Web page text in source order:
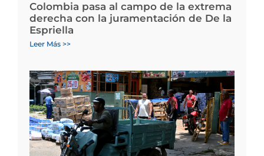
Colombia pasa al campo de la extrema
derecha con la juramentación de De la
Espriella
Leer Más >>